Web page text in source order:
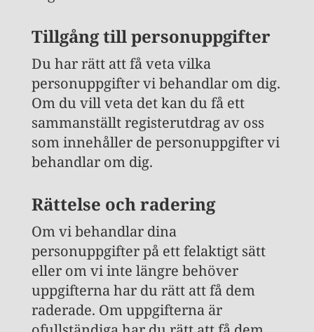
Tillgång till personuppgifter
Du har rätt att få veta vilka
personuppgifter vi behandlar om dig.
Om du vill veta det kan du få ett
sammanställt registerutdrag av oss
som innehåller de personuppgifter vi
behandlar om dig.
Rättelse och radering
Om vi behandlar dina
personuppgifter på ett felaktigt sätt
eller om vi inte längre behöver
uppgifterna har du rätt att få dem
raderade. Om uppgifterna är